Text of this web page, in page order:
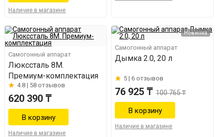
Наличие в магазине
Самогонный аппарат
Люкссталь 8M.
Премиум-комплектация
4.8 | 58 отзывов
620 390 ₸
Наличие в магазине
Новинка
Самогонный аппарат
Дымка 2.0, 20 л
5 |6 отзывов
76 925 ₸ 100 765 ₸
Наличие в магазине